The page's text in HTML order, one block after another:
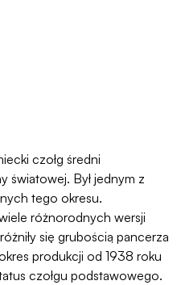
czołg średni
światowej. Był jednym z
tego okresu.
różnorodnych wersji
się grubością pancerza
produkcji od 1938 roku
czołgu podstawowego.